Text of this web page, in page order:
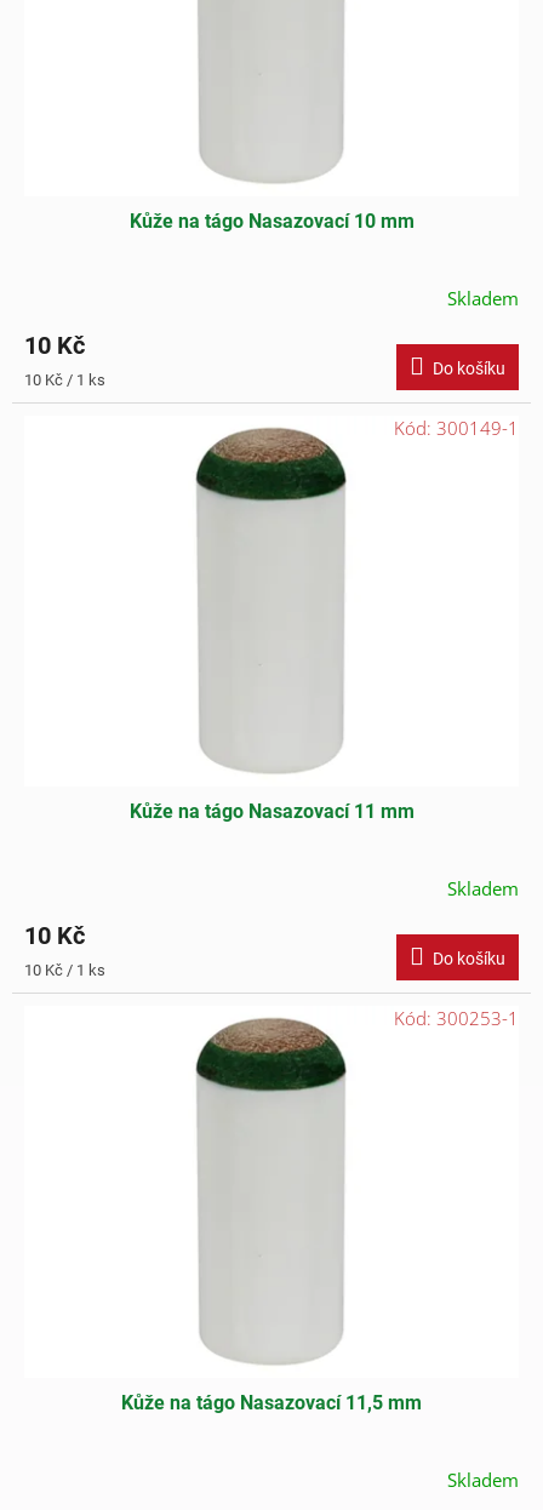
Kůže na tágo Nasazovací 10 mm
Skladem
10 Kč
Měrná
cena:
10 Kč / 1 ks
Do košíku
Kůže na tágo Nasazovací 11 mm
Skladem
10 Kč
Měrná
cena:
10 Kč / 1 ks
Do košíku
Kód: 300149-1
Kůže na tágo Nasazovací 11,5 mm
Skladem
Kód: 300253-1